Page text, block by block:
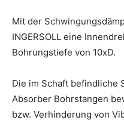
Mit der
INGERSOLL eine
Bohrungstiefe von 10xD.
Die im Schaft befindliche
Absorber Bohrstangen
bzw. Verhinderung von